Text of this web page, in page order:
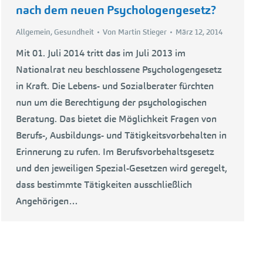
nach dem neuen Psychologengesetz?
Allgemein,Gesundheit Von Martin Stieger März 12, 2014
Mit 01. Juli 2014 tritt das im Juli 2013 im
Nationalrat neu beschlossene Psychologengesetz
in Kraft. Die Lebens- und Sozialberater fürchten
nun um die Berechtigung der psychologischen
Beratung. Das bietet die Möglichkeit Fragen von
Berufs-, Ausbildungs- und Tätigkeitsvorbehalten in
Erinnerung zu rufen. Im Berufsvorbehaltsgesetz
und den jeweiligen Spezial-Gesetzen wird geregelt,
dass bestimmte Tätigkeiten ausschließlich
Angehörigen…